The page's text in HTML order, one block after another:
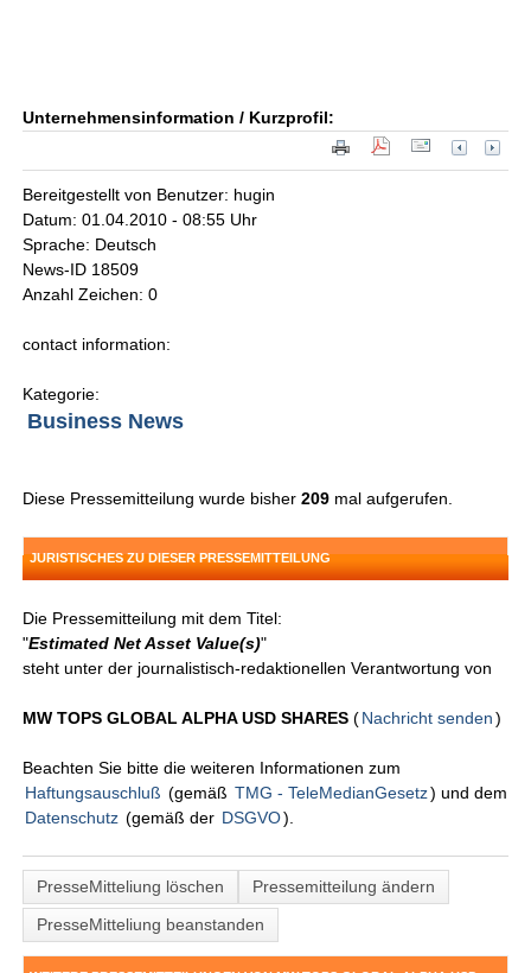
Unternehmensinformation / Kurzprofil:
Bereitgestellt von Benutzer: hugin
Datum: 01.04.2010 - 08:55 Uhr
Sprache: Deutsch
News-ID 18509
Anzahl Zeichen: 0
contact information:
Kategorie:
Business News
Diese Pressemitteilung wurde bisher209 mal aufgerufen.
JURISTISCHES ZU DIESER PRESSEMITTEILUNG
Die Pressemitteilung mit dem Titel:
"Estimated Net Asset Value(s)"
steht unter der journalistisch-redaktionellen Verantwortung von
MW TOPS GLOBAL ALPHA USD SHARES(Nachricht senden )
Beachten Sie bitte die weiteren Informationen zum
Haftungsauschluß (gemäß TMG - TeleMedianGesetz) und dem
Datenschutz (gemäß der DSGVO).
PresseMitteliung löschen
Pressemitteilung ändern
PresseMitteliung beanstanden